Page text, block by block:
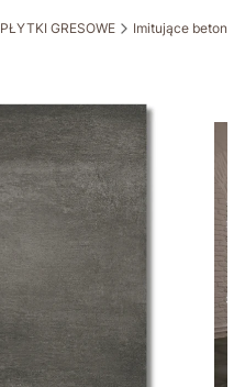
PŁYTKI GRESOWE Imitujące beton